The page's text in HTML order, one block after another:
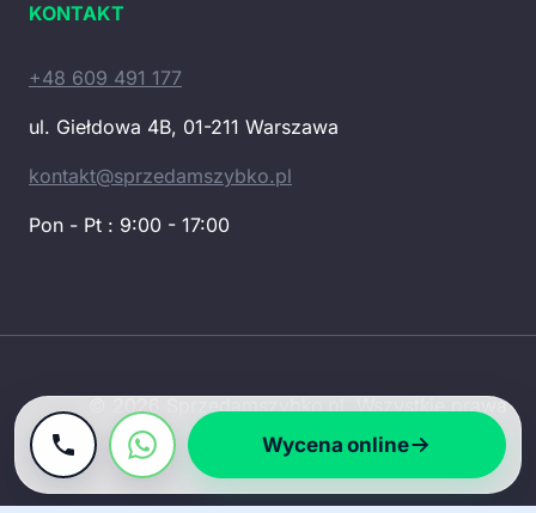
KONTAKT
+48 609 491 177
ul. Giełdowa 4B, 01-211 Warszawa
kontakt@sprzedamszybko.pl
Pon - Pt : 9:00 - 17:00
© 2026 Sprzedamszybko.pl. Wszystkie prawa
zastrzeżone.
Wycena online